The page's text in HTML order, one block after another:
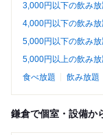
3,000円以下の飲み
4,000円以下の飲み
5,000円以下の飲み
5,000円以上の飲み
食べ放題
飲み放題
鎌倉で個室・設備か